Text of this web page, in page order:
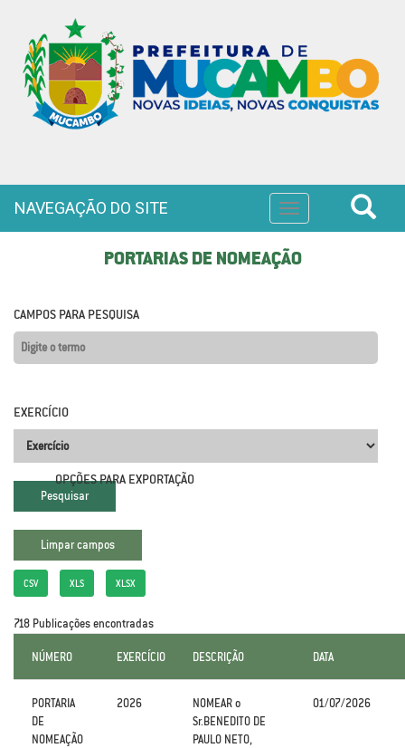
Toggle
navigation
NAVEGAÇÃO DO SITE
PORTARIAS DE NOMEAÇÃO
CAMPOS PARA PESQUISA
EXERCÍCIO
OPÇÕES PARA EXPORTAÇÃO
CSV XLS XLSX
718 Publicações encontradas
NÚMERO EXERCÍCIO DESCRIÇÃO DATA
PORTARIA
DE
NOMEAÇÃO
2026
NOMEAR o
Sr.BENEDITO DE
PAULO NETO,
01/07/2026